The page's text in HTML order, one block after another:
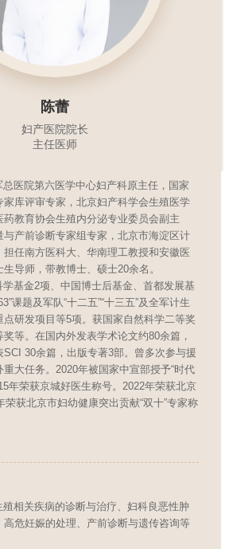
陈蕾
妇产医院院长
主任医师
医院第六医学中心妇产科原主任，国家
家库评审专家，北京妇产科学会生殖医学
教育协会生殖内分泌专业委员会副主
与产前诊断专家组专家，北京市海淀区计
任南方医科大、华南理工教授和安徽医
导师，带教博士、硕士20余名。
基金2项、中国博士后基金、首都发展基
课题及军队“十二五”“十三五”及全军计生
研发项目等5项。获国家自然科学二等奖
等。在国内外发表学术论文约80余篇，
30余篇，出版专著3部。曾多次参与援
大任务。2020年被国家中宣部授予“时代
年荣获京城好医生称号。2022年荣获北京
荣获北京市妇幼健康突出贡献“双十”专家称
相关疾病的诊断与治疗、妇科良恶性肿
高危妊娠的处理、产前诊断与遗传咨询等